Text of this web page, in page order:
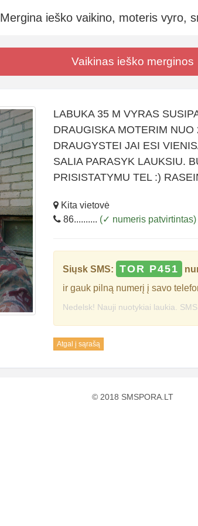
Mergina ieško vaikino, moteris vyro,
Vaikinas ieško merginos
LABUKA 35 M VYRAS
DRAUGISKA MOTERIM
DRAUGYSTEI JAI ESI
SALIA PARASYK LAUKSIU.
PRISISTATYMU TEL :)
Kita vietovė
86.......... (✓ numeris patvirtintas)
Siųsk SMS: TOR P451
ir gauk pilną numerį į savo
Nedelsk! Nauji nuotykiai laukia. SMS
Atgal į sąrašą
© 2018 SMSPORA.LT